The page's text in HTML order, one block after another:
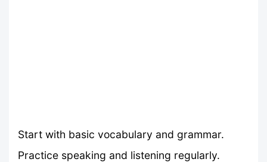
Start with basic vocabulary and grammar.
Practice speaking and listening regularly.